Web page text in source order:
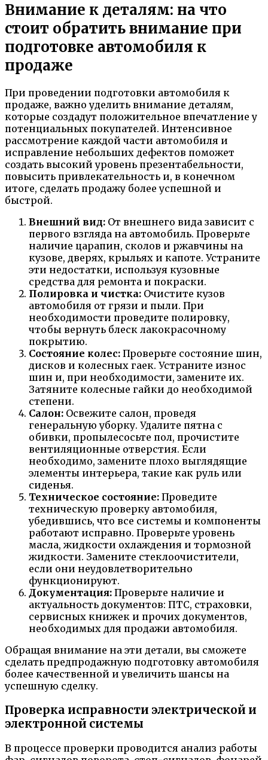
Внимание к деталям: на что
стоит обратить внимание при
подготовке автомобиля к
продаже
При проведении подготовки автомобиля к
продаже, важно уделить внимание деталям,
которые создадут положительное впечатление у
потенциальных покупателей. Интенсивное
рассмотрение каждой части автомобиля и
исправление небольших дефектов поможет
создать высокий уровень презентабельности,
повысить привлекательность и, в конечном
итоге, сделать продажу более успешной и
быстрой.
Внешний вид: От внешнего вида зависит с
первого взгляда на автомобиль. Проверьте
наличие царапин, сколов и ржавчины на
кузове, дверях, крыльях и капоте. Устраните
эти недостатки, используя кузовные
средства для ремонта и покраски.
Полировка и чистка: Очистите кузов
автомобиля от грязи и пыли. При
необходимости проведите полировку,
чтобы вернуть блеск лакокрасочному
покрытию.
Состояние колес: Проверьте состояние шин,
дисков и колесных гаек. Устраните износ
шин и, при необходимости, замените их.
Затяните колесные гайки до необходимой
степени.
Салон: Освежите салон, проведя
генеральную уборку. Удалите пятна с
обивки, пропылесосьте пол, прочистите
вентиляционные отверстия. Если
необходимо, замените плохо выглядящие
элементы интерьера, такие как руль или
сиденья.
Техническое состояние: Проведите
техническую проверку автомобиля,
убедившись, что все системы и компоненты
работают исправно. Проверьте уровень
масла, жидкости охлаждения и тормозной
жидкости. Замените стеклоочистители,
если они неудовлетворительно
функционируют.
Документация: Проверьте наличие и
актуальность документов: ПТС, страховки,
сервисных книжек и прочих документов,
необходимых для продажи автомобиля.
Обращая внимание на эти детали, вы сможете
сделать предпродажную подготовку автомобиля
более качественной и увеличить шансы на
успешную сделку.
Проверка исправности электрической и
электронной системы
В процессе проверки проводится анализ работы